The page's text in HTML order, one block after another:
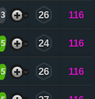
3 26 116
5 24 116
5 26 116